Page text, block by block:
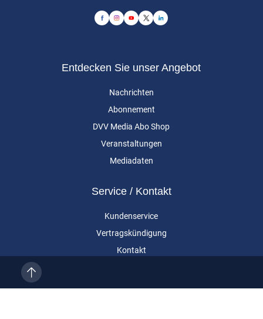
Entdecken Sie unser Angebot
Nachrichten
Abonnement
DVV Media Abo Shop
Veranstaltungen
Mediadaten
Service / Kontakt
Kundenservice
Vertragskündigung
Kontakt
ImpressumDatenschutzAGB